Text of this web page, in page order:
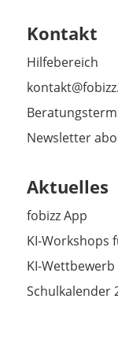
Kontakt
Hilfebereich
Newsletter
Aktuelles
fobizz App
KI-Workshops
KI-Wettbewerb
Schulkalender